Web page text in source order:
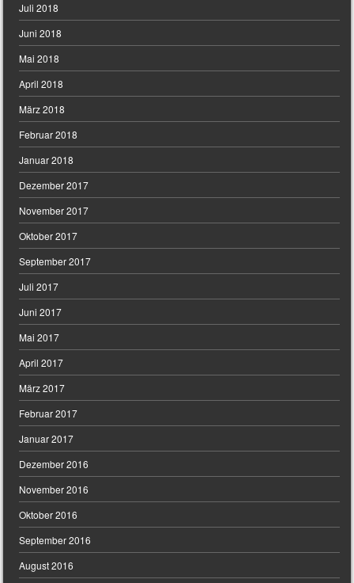
Juli 2018
Juni 2018
Mai 2018
April 2018
März 2018
Februar 2018
Januar 2018
Dezember 2017
November 2017
Oktober 2017
September 2017
Juli 2017
Juni 2017
Mai 2017
April 2017
März 2017
Februar 2017
Januar 2017
Dezember 2016
November 2016
Oktober 2016
September 2016
August 2016